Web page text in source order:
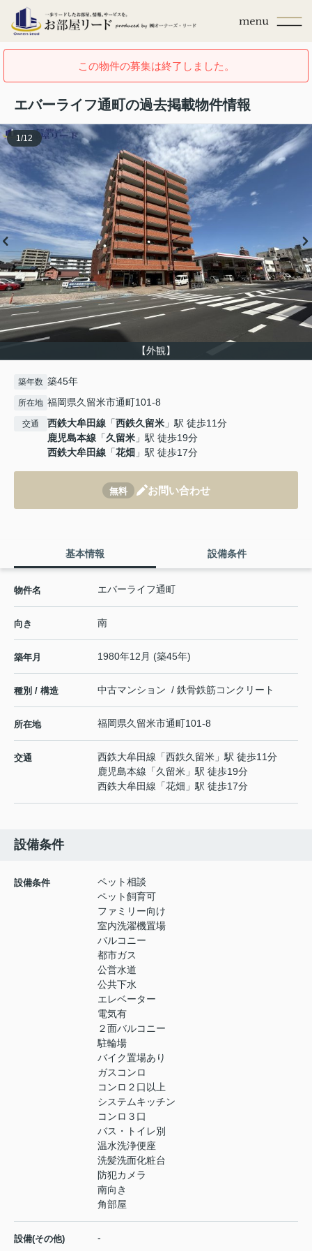
この物件の募集は終了しました。
エバーライフ通町の過去掲載物件情報
【外観】
1/12
築年数 築45年
所在地 福岡県久留米市通町101-8
交通 西鉄大牟田線 「西鉄久留米 」駅 徒歩11分
鹿児島本線 「久留米 」駅 徒歩19分
西鉄大牟田線 「花畑 」駅 徒歩17分
無料 お問い合わせ
基本情報 設備条件
物件名 エバーライフ通町
向き 南
築年月 1980年12月 (築45年)
種別 / 構造 中古マンション / 鉄骨鉄筋コンクリート
所在地 福岡県久留米市通町101-8
交通 西鉄大牟田線 「西鉄久留米 」駅 徒歩11分
鹿児島本線 「久留米 」駅 徒歩19分
西鉄大牟田線 「花畑 」駅 徒歩17分
設備条件
設備条件
ペット相談
ペット飼育可
ファミリー向け
室内洗濯機置場
バルコニー
都市ガス
公営水道
公共下水
エレベーター
電気有
２面バルコニー
駐輪場
バイク置場あり
ガスコンロ
コンロ２口以上
システムキッチン
コンロ３口
バス・トイレ別
温水洗浄便座
洗髪洗面化粧台
防犯カメラ
南向き
角部屋
設備(その他) -